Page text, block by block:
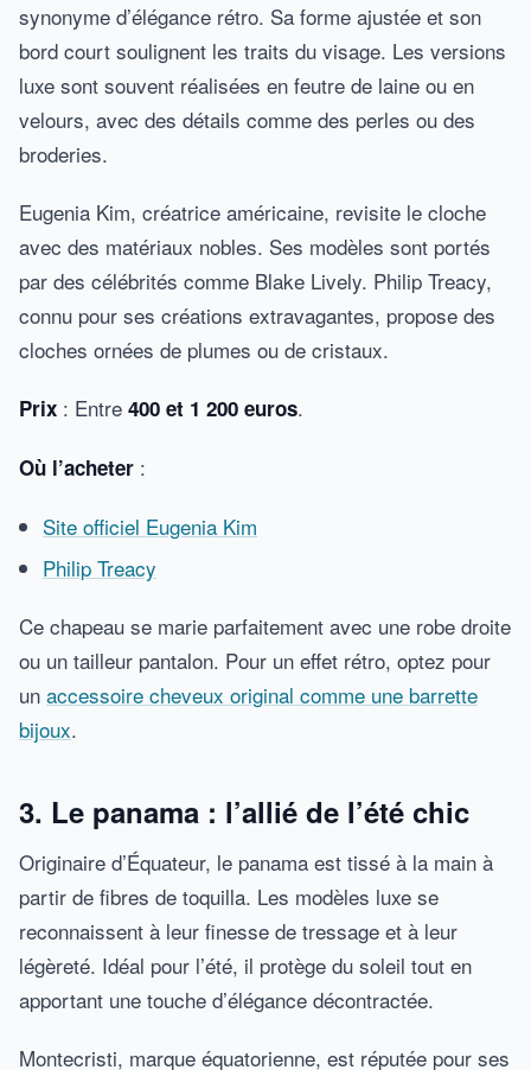
synonyme d’élégance rétro. Sa forme ajustée et son
bord court soulignent les traits du visage. Les versions
luxe sont souvent réalisées en feutre de laine ou en
velours, avec des détails comme des perles ou des
broderies.
Eugenia Kim, créatrice américaine, revisite le cloche
avec des matériaux nobles. Ses modèles sont portés
par des célébrités comme Blake Lively. Philip Treacy,
connu pour ses créations extravagantes, propose des
cloches ornées de plumes ou de cristaux.
Prix : Entre 400 et 1 200 euros.
Où l’acheter :
Site officiel Eugenia Kim
Philip Treacy
Ce chapeau se marie parfaitement avec une robe droite
ou un tailleur pantalon. Pour un effet rétro, optez pour
un accessoire cheveux original comme une barrette
bijoux.
3. Le panama : l’allié de l’été chic
Originaire d’Équateur, le panama est tissé à la main à
partir de fibres de toquilla. Les modèles luxe se
reconnaissent à leur finesse de tressage et à leur
légèreté. Idéal pour l’été, il protège du soleil tout en
apportant une touche d’élégance décontractée.
Montecristi, marque équatorienne, est réputée pour ses